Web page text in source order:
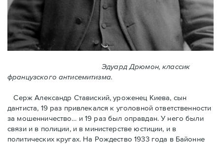
Эдуард Дрюмон, классик
французского антисемитизма.
Серж Александр Ставиский, уроженец Киева, сын
дантиста, 19 раз привлекался к уголовной ответственности
за мошенничество… и 19 раз был оправдан. У него были
связи и в полиции, и в министерстве юстиции, и в
политических кругах. На Рождество 1933 года в Байoнне